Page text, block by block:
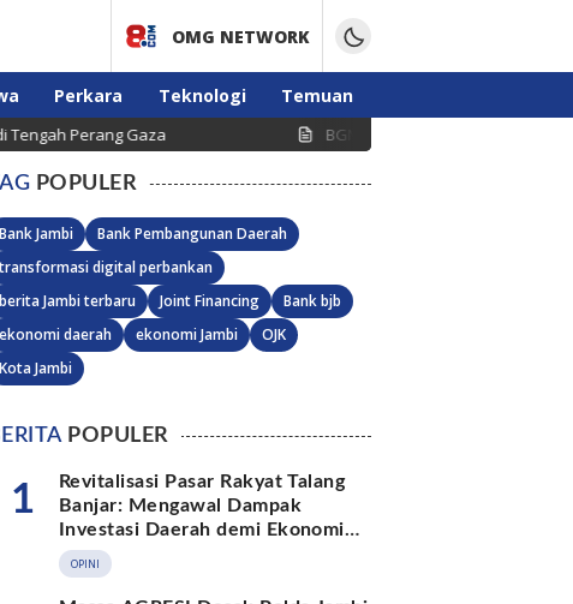
OMG NETWORK
Perkara Teknologi Temuan
Gaza BGN Beri Tenggat 10 Agustus, Dapur
POPULER
Bank Jambi
Bank Pembangunan Daerah
transformasi digital perbankan
berita Jambi terbaru
Joint Financing
Bank bjb
ekonomi daerah
ekonomi Jambi
OJK
Kota Jambi
POPULER
1
Revitalisasi Pasar Rakyat Talang
Banjar: Mengawal Dampak
Investasi Daerah demi Ekonomi
Berkelanjutan
OPINI